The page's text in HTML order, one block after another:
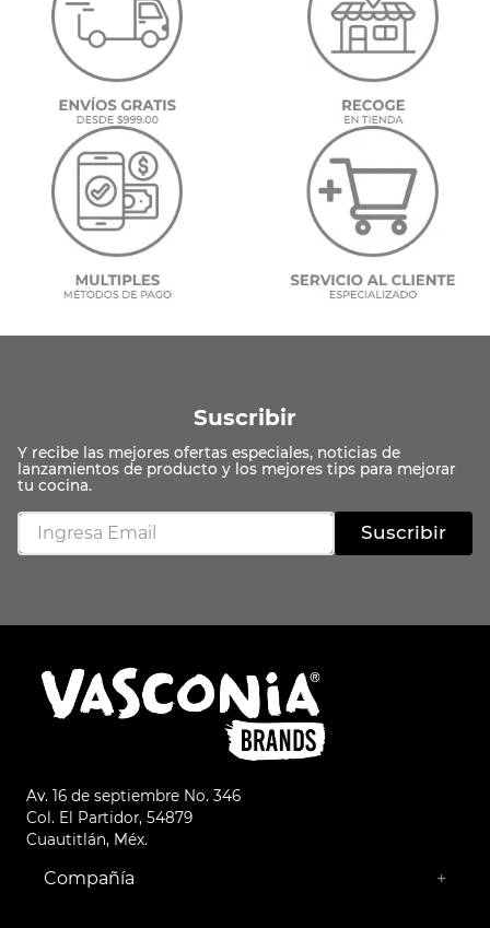
Suscribir
Suscribir
Av. 16 de septiembre No. 346
Col. El Partidor, 54879
Cuautitlán, Méx.
Compañía +